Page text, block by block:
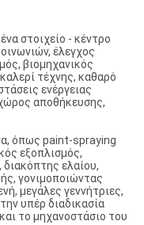
στοιχείο - κέντρο
έλεγχος
βιομηχανικός
τέχνης, καθαρό
ενέργειας
αποθήκευσης,
όπως paint-spraying
εξοπλισμός,
ελαίου,
γονιμοποιώντας
μεγάλες γεννήτριες,
υπέρ διαδικασία
το μηχανοστάσιο του